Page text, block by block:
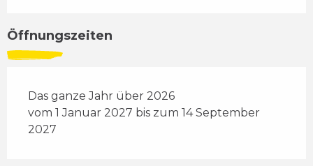
Öffnungszeiten
Das ganze Jahr über 2026
vom 1 Januar 2027 bis zum 14 September
2027